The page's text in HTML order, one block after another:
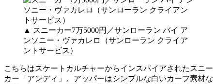
▲ スニーカー7万5000円／サンローラン バイ ア
ンソニー・ヴァカレロ（サンローラン クライア
ントサービス）
こちらはスケートカルチャーからインスパイアされたスニー
カー「アンディ」。アッパーはシンプルな白いカーフ素材な